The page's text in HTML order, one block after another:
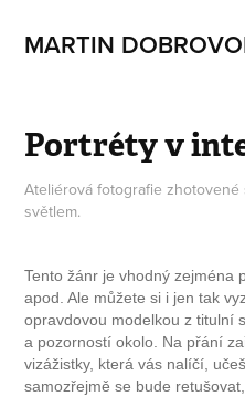
MARTIN
Portréty v
Ateliérová fotografie
světlem.
Tento žánr je vhodný zejména
apod. Ale můžete si i jen tak
opravdovou modelkou z titulní
a pozorností okolo. Na přání
vizážistky, která vás nalíčí,
samozřejmě se bude